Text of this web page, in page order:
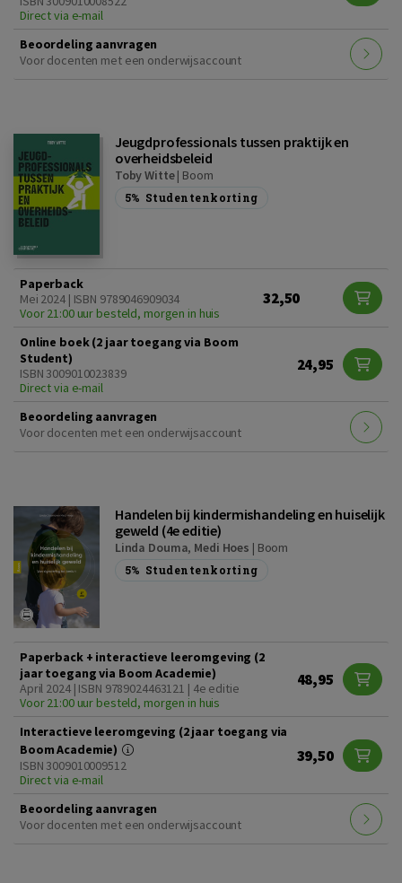
Direct via e-mail
Beoordeling aanvragen
Voor docenten met een onderwijsaccount
Jeugdprofessionals tussen praktijk en
overheidsbeleid
Toby Witte| Boom
5% Studentenkorting
Paperback
Mei 2024 | ISBN 9789046909034
Voor 21:00 uur besteld, morgen in huis
32,50
Online boek (2 jaar toegang via Boom
Student)
ISBN 3009010023839
Direct via e-mail
24,95
Beoordeling aanvragen
Voor docenten met een onderwijsaccount
Handelen bij kindermishandeling en huiselijk
geweld (4e editie)
Linda Douma, Medi Hoes | Boom
5% Studentenkorting
Paperback + interactieve leeromgeving (2
jaar toegang via Boom Academie)
April 2024 | ISBN 9789024463121 | 4e editie
Voor 21:00 uur besteld, morgen in huis
48,95
Interactieve leeromgeving (2 jaar toegang via
Boom Academie)
ISBN 3009010009512
Direct via e-mail
39,50
Beoordeling aanvragen
Voor docenten met een onderwijsaccount